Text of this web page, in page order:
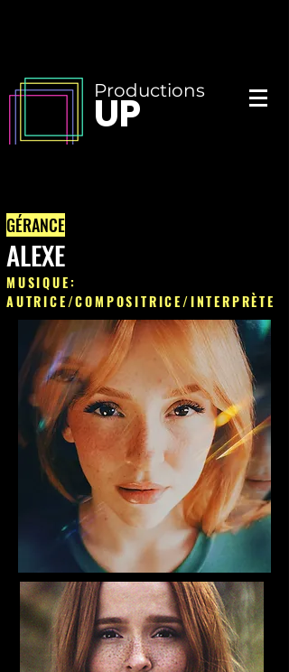
Productions
UP
GÉRANCE
ALEXE
MUSIQUE:
AUTRICE/COMPOSITRICE/INTERPRÈTE